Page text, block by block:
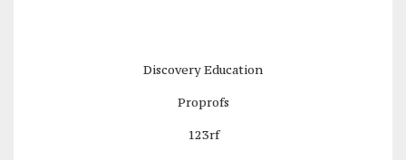
Discovery Education
Proprofs
123rf